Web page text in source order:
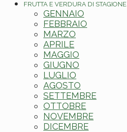
FRUTTA E VERDURA DI STAGIONE
GENNAIO
FEBBRAIO
MARZO
APRILE
MAGGIO
GIUGNO
LUGLIO
AGOSTO
SETTEMBRE
OTTOBRE
NOVEMBRE
DICEMBRE